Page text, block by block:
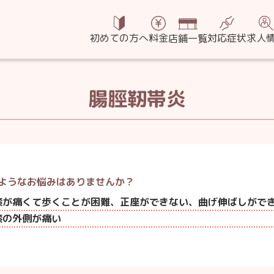
初めての方へ料金店鋪一覧対応症状求人
腸脛靭帯炎
うなお悩みはありませんか？
が痛くて歩くことが困難、正座ができない、曲げ伸ばしがで
の外側が痛い